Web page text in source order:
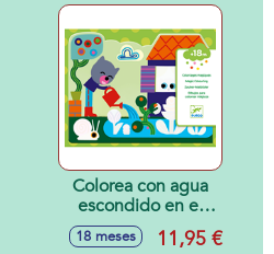
Colorea con agua
escondido en el
jardín
18 meses 11,95 €